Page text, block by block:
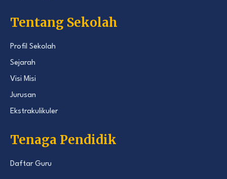
Tentang Sekolah
Profil Sekolah
Sejarah
Visi Misi
Jurusan
Ekstrakulikuler
Tenaga Pendidik
Daftar Guru